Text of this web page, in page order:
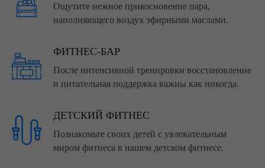
Ощутите нежное прикосновение пара,
наполняющего воздух эфирными маслами.
ФИТНЕС-БАР
После интенсивной тренировки восстановление
и питательная поддержка важны как никогда.
ДЕТСКИЙ ФИТНЕС
Познакомьте своих детей с увлекательным
миром фитнеса в нашем детском фитнесе.